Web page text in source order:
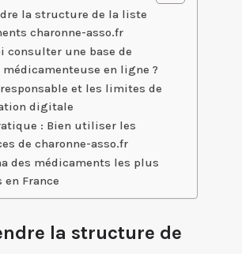
la structure de la liste
charonne-asso.fr
consulter une base de
médicamenteuse en ligne ?
responsable et les limites de
digitale
: Bien utiliser les
de charonne-asso.fr
des médicaments les plus
France
la structure de